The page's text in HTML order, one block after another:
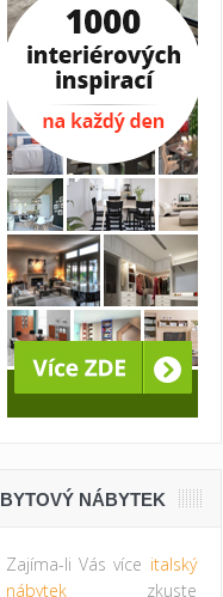
BYTOVÝ NÁBYTEK
Zajíma-li Vás více italský
nábytekzkuste